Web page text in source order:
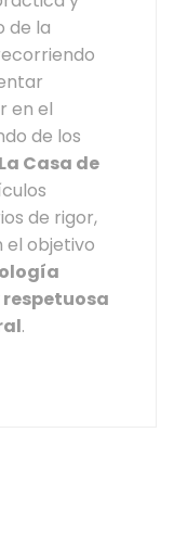
de la
en el
de los
La Casa de
de rigor,
el objetivo
.